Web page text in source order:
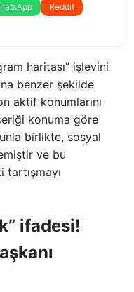
Reddit
haritası” işlevini
benzer şekilde
aktif konumlarını
konuma göre
birlikte, sosyal
ve bu
tartışmayı
ifadesi!